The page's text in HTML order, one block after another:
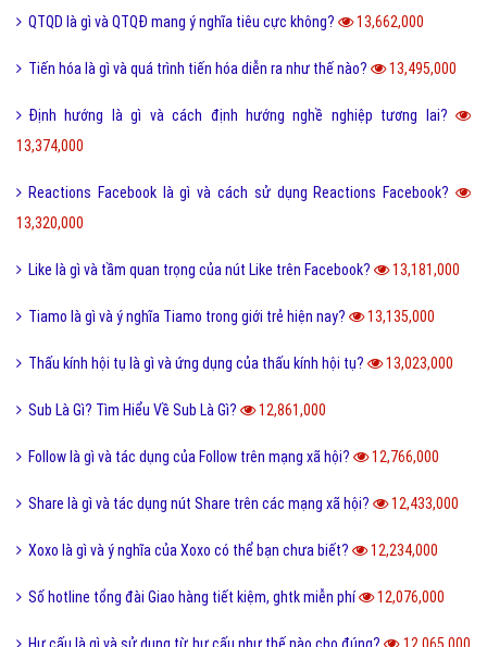
QTQD là gì và QTQĐ mang ý nghĩa tiêu cực không? 13,662,000
Tiến hóa là gì và quá trình tiến hóa diễn ra như thế nào? 13,495,000
Định hướng là gì và cách định hướng nghề nghiệp tương lai?
13,374,000
Reactions Facebook là gì và cách sử dụng Reactions Facebook?
13,320,000
Like là gì và tầm quan trọng của nút Like trên Facebook? 13,181,000
Tiamo là gì và ý nghĩa Tiamo trong giới trẻ hiện nay? 13,135,000
Thấu kính hội tụ là gì và ứng dụng của thấu kính hội tụ? 13,023,000
Sub Là Gì? Tìm Hiểu Về Sub Là Gì? 12,861,000
Follow là gì và tác dụng của Follow trên mạng xã hội? 12,766,000
Share là gì và tác dụng nút Share trên các mạng xã hội? 12,433,000
Xoxo là gì và ý nghĩa của Xoxo có thể bạn chưa biết? 12,234,000
Số hotline tổng đài Giao hàng tiết kiệm, ghtk miễn phí 12,076,000